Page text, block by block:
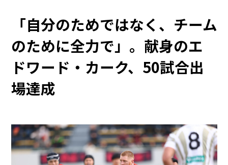
「自分のためではなく、チーム
のために全力で」。献身のエ
ドワード・カーク、50試合出
場達成